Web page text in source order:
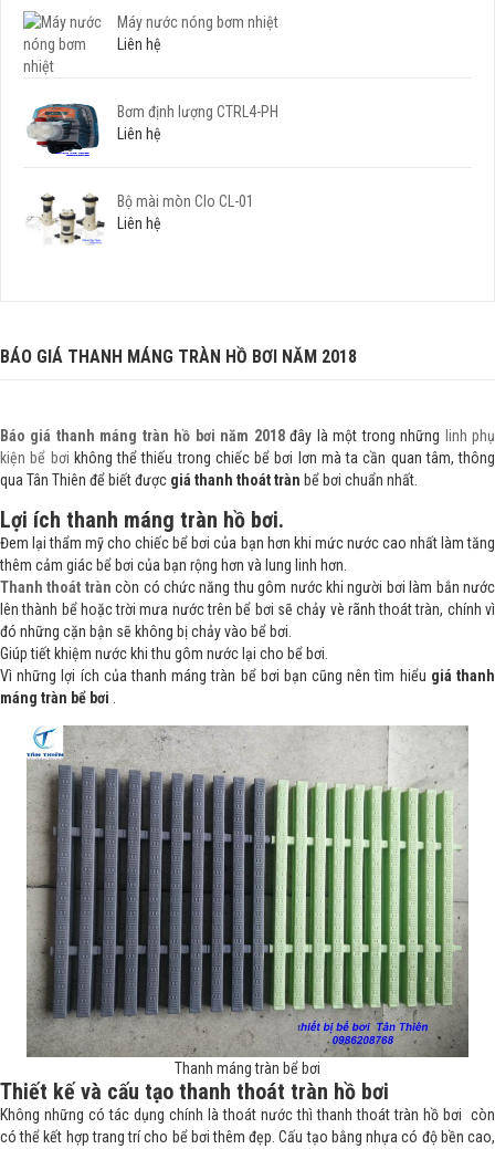
Máy nước nóng bơm nhiệt
Liên hệ
Bơm định lượng CTRL4-PH
Liên hệ
Bộ mài mòn Clo CL-01
Liên hệ
BÁO GIÁ THANH MÁNG TRÀN HỒ BƠI NĂM 2018
Báo giá thanh máng tràn hồ bơi năm 2018đây là một trong những linh phụ
kiện bể bơi không thể thiếu trong chiếc bể bơi lơn mà ta cần quan tâm, thông
qua Tân Thiên để biết được giá thanh thoát tràn bể bơi chuẩn nhất.
Lợi ích thanh máng tràn hồ bơi.
Đem lại thẩm mỹ cho chiếc bể bơi của bạn hơn khi mức nước cao nhất làm tăng
thêm cảm giác bể bơi của bạn rộng hơn và lung linh hơn.
Thanh thoát tràn còn có chức năng thu gôm nước khi người bơi làm bắn nước
lên thành bể hoặc trời mưa nước trên bể bơi sẽ chảy vè rãnh thoát tràn, chính vì
đó những cặn bận sẽ không bị chảy vào bể bơi.
Giúp tiết khiệm nước khi thu gôm nước lại cho bể bơi.
Vì những lợi ích của thanh máng tràn bể bơi bạn cũng nên tìm hiểu giá thanh
máng tràn bể bơi
Thanh máng tràn bể bơi
Thiết kế và cấu tạo thanh thoát tràn hồ bơi
Không những có tác dụng chính là thoát nước thì thanh thoát tràn hồ bơi còn
có thể kết hợp trang trí cho bể bơi thêm đẹp. Cấu tạo bằng nhựa có độ bền cao,